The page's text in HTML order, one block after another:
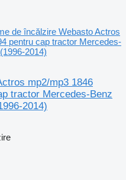
de încălzire Webasto Actros
pentru cap tractor Mercedes-
2014)
mp2/mp3 1846
tractor Mercedes-Benz
2014)